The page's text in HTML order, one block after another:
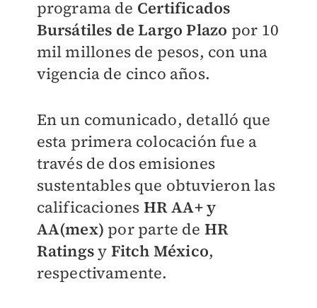
programa de Certificados
Bursátiles de Largo Plazo por 10
mil millones de pesos, con una
vigencia de cinco años.
En un comunicado, detalló que
esta primera colocación fue a
través de dos emisiones
sustentables que obtuvieron las
calificaciones HR AA+ y
AA(mex) por parte de HR
Ratingsy Fitch México,
respectivamente.